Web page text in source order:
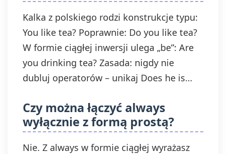
Kalka z polskiego rodzi konstrukcje typu:
You like tea? Poprawnie: Do you like tea?
W formie ciągłej inwersji ulega „be”: Are
you drinking tea? Zasada: nigdy nie
dubluj operatorów – unikaj Does he is…
Czy można łączyć always
wyłącznie z formą prostą?
Nie. Z always w formie ciągłej wyrażasz